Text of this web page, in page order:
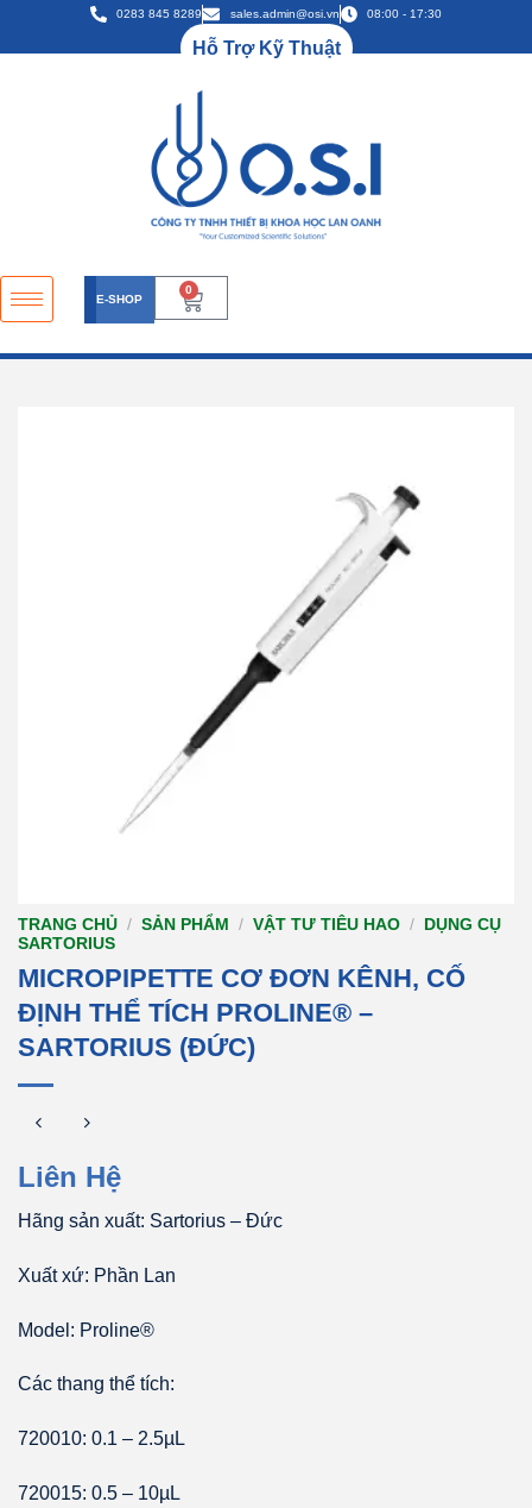
0283 845 8289 sales.admin@osi.vn 08:00 - 17:30
Hỗ Trợ Kỹ Thuật
E-SHOP
0
TRANG CHỦ / SẢN PHẨM / VẬT TƯ TIÊU HAO / DỤNG CỤ
SARTORIUS
MICROPIPETTE CƠ ĐƠN KÊNH, CỐ
ĐỊNH THỂ TÍCH PROLINE® –
SARTORIUS (ĐỨC)
Liên Hệ
Hãng sản xuất: Sartorius – Đức
Xuất xứ: Phần Lan
Model: Proline®
Các thang thể tích:
720010: 0.1 – 2.5µL
720015: 0.5 – 10µL